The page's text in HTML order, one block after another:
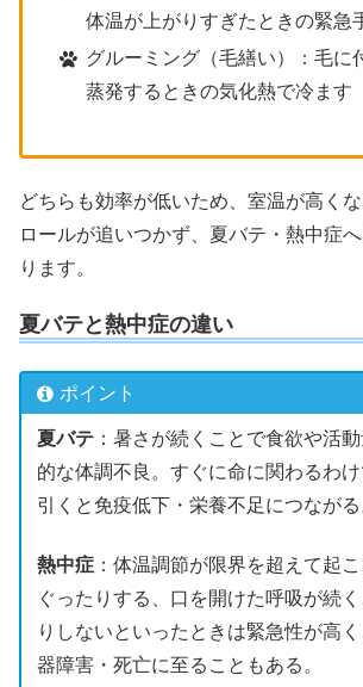
体温が上がりすぎたときの緊急
グルーミング（毛繕い）：毛に
蒸発するときの気化熱で冷ます
どちらも効率が低いため、室温が高く
ロールが追いつかず、夏バテ・熱中症
ります。
夏バテと熱中症の違い
ポイント
夏バテ：暑さが続くことで食欲や活
的な体調不良。すぐに命に関わるわ
引くと免疫低下・栄養不足につながる
熱中症：体温調節が限界を超えて起こ
ぐったりする、口を開けた呼吸が続
りしないといったときは緊急性が高
器障害・死亡に至ることもある。